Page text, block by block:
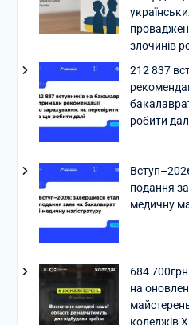
злочинів
212 837
робити
подання
медичну
684
на
коледжів